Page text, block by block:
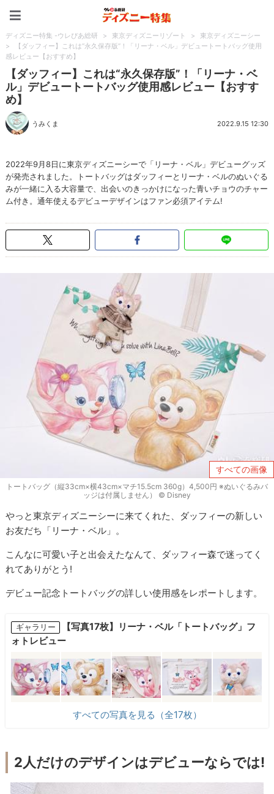
ディズニー特集 -ウレぴあ総研 > 東京ディズニーリゾート >
東京ディズニーシー
>
【ダッフィー】これは“永久保存版”！「リーナ・ベル」デビュートートバッグ使用
感レビュー【おすすめ】
【ダッフィー】これは“永久保存版”！「リーナ・ベ
ル」デビュートートバッグ使用感レビュー【おすす
め】
うみくま 2022.9.15 12:30
2022年9月8日に東京ディズニーシーで「リーナ・ベル」デビューグッズ
が発売されました。トートバッグはダッフィーとリーナ・ベルのぬいぐる
みが一緒に入る大容量で、出会いのきっかけになった青いチョウのチャー
ム付き。通年使えるデビューデザインはファン必須アイテム!
すべての画像
トートバッグ（縦33cm×横43cm×マチ15.5cm 360g）4,500円 ※ぬいぐるみバ
ッジは付属しません） © Disney
やっと東京ディズニーシーに来てくれた、ダッフィーの新しい
お友だち「リーナ・ベル」。
こんなに可愛い子と出会えたなんて、ダッフィー森で迷ってく
れてありがとう!
デビュー記念トートバッグの詳しい使用感をレポートします。
ギャラリー
【写真17枚】リーナ・ベル「トートバッグ」フ
ォトレビュー
すべての写真を見る（全17枚）
2人だけのデザインはデビューならでは!